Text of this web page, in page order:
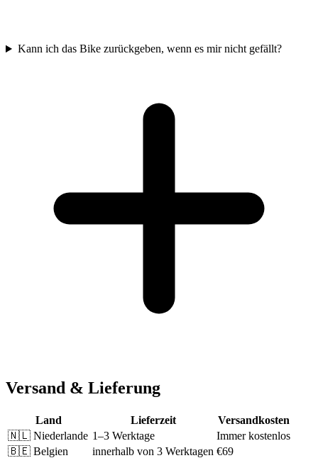
Kann ich das Bike zurückgeben, wenn es mir nicht gefällt?
Versand & Lieferung
Land Lieferzeit
Versandkosten
🇳🇱 Niederlande 1–3 Werktage
Immer kostenlos
🇧🇪 Belgien innerhalb von 3 Werktagen €69